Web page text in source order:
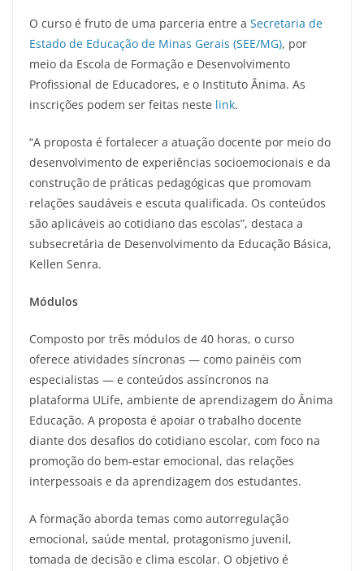
O curso é fruto de uma parceria entre a Secretaria de
Estado de Educação de Minas Gerais (SEE/MG), por
meio da Escola de Formação e Desenvolvimento
Profissional de Educadores, e o Instituto Ânima. As
inscrições podem ser feitas neste link.
“A proposta é fortalecer a atuação docente por meio do
desenvolvimento de experiências socioemocionais e da
construção de práticas pedagógicas que promovam
relações saudáveis e escuta qualificada. Os conteúdos
são aplicáveis ao cotidiano das escolas”, destaca a
subsecretária de Desenvolvimento da Educação Básica,
Kellen Senra.
Módulos
Composto por três módulos de 40 horas, o curso
oferece atividades síncronas — como painéis com
especialistas — e conteúdos assíncronos na
plataforma ULife, ambiente de aprendizagem do Ânima
Educação. A proposta é apoiar o trabalho docente
diante dos desafios do cotidiano escolar, com foco na
promoção do bem-estar emocional, das relações
interpessoais e da aprendizagem dos estudantes.
A formação aborda temas como autorregulação
emocional, saúde mental, protagonismo juvenil,
tomada de decisão e clima escolar. O objetivo é